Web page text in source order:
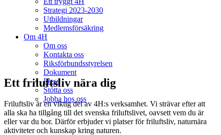
Strategi 2023-2030
Utbildningar
Medlemsförsäkring
Om 4H
Om oss
Kontakta oss
Riksförbundsstyrelsen
Dokument
Press
Stötta oss
Jobba hos oss
Ett friluftsliv nära dig
Friluftsliv är en viktig del av 4H:s verksamhet. Vi strävar efter att
alla ska ha tillgång till det svenska friluftslivet, oavsett vem du är
eller var du bor. Därför erbjuder vi platser för friluftsliv, naturnära
aktiviteter och kunskap kring naturen.